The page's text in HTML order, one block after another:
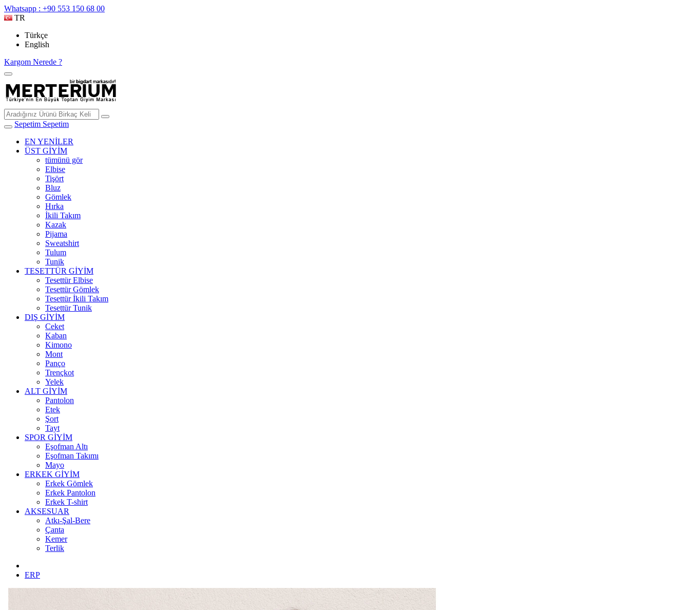
Whatsapp : +90 553 150 68 00
TR
Türkçe
English
Kargom Nerede ?
Sepetim Sepetim
EN YENİLER
ÜST GİYİM
tümünü gör
Elbise
Tişört
Bluz
Gömlek
Hırka
İkili Takım
Kazak
Pijama
Sweatshirt
Tulum
Tunik
TESETTÜR GİYİM
Tesettür Elbise
Tesettür Gömlek
Tesettür İkili Takım
Tesettür Tunik
DIŞ GİYİM
Ceket
Kaban
Kimono
Mont
Panço
Trençkot
Yelek
ALT GİYİM
Pantolon
Etek
Şort
Tayt
SPOR GİYİM
Eşofman Altı
Eşofman Takımı
Mayo
ERKEK GİYİM
Erkek Gömlek
Erkek Pantolon
Erkek T-shirt
AKSESUAR
Atkı-Şal-Bere
Çanta
Kemer
Terlik
ERP